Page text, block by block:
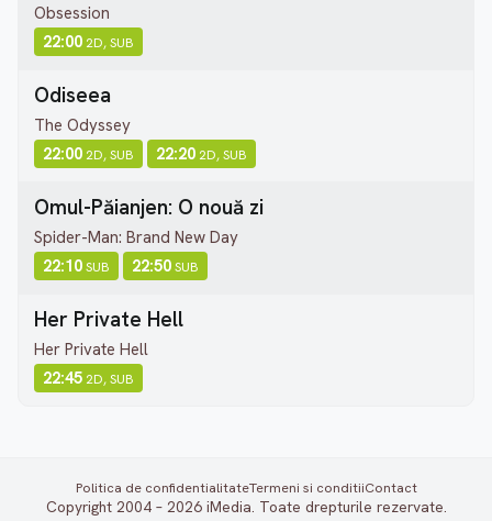
Obsession
22:00 2D, SUB
Odiseea
The Odyssey
22:00 2D, SUB 22:20 2D, SUB
Omul-Păianjen: O nouă zi
Spider-Man: Brand New Day
22:10SUB 22:50SUB
Her Private Hell
Her Private Hell
22:45 2D, SUB
Politica de confidentialitateTermeni si conditiiContact
Copyright 2004 – 2026 iMedia. Toate drepturile rezervate.